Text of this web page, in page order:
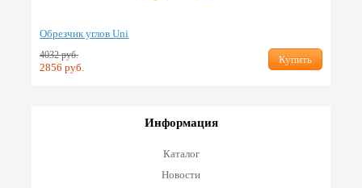
Обрезчик углов Uni
4032 руб.
2856 руб.
Купить
Информация
Каталог
Новости